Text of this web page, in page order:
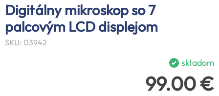
Digitálny mikroskop so 7
palcovým LCD displejom
SKU: 03942
skladom
99.00 €